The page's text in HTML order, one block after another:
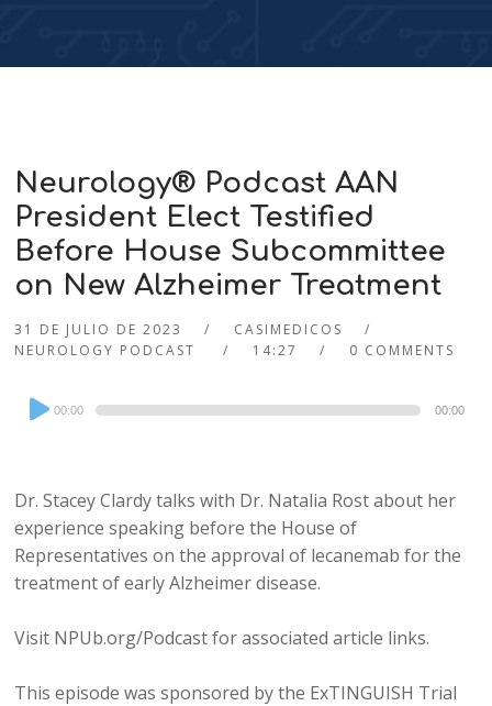
Neurology® Podcast AAN
President Elect Testified
Before House Subcommittee
on New Alzheimer Treatment
31 DE JULIO DE 2023
CASIMEDICOS
NEUROLOGY PODCAST
14:27 0 COMMENTS
Audio
Player
00:00 00:00
Dr. Stacey Clardy talks with Dr. Natalia Rost about her
experience speaking before the House of
Representatives on the approval of lecanemab for the
treatment of early Alzheimer disease.
Visit NPUb.org/Podcast for associated article links.
This episode was sponsored by the ExTINGUISH Trial